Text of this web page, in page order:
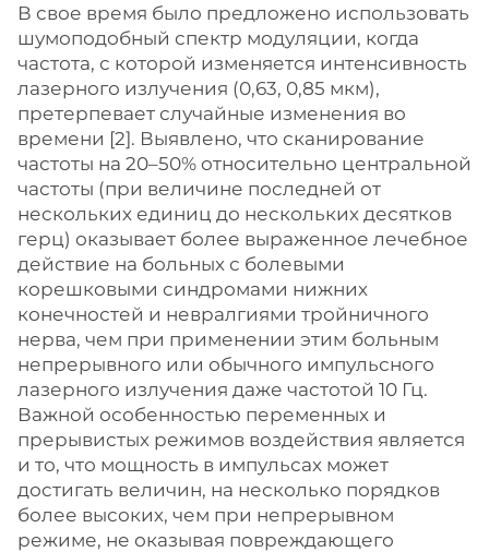
В свое время было предложено использовать
шумоподобный спектр модуляции, когда
частота, с которой изменяется интенсивность
лазерного излучения (0,63, 0,85 мкм),
претерпевает случайные изменения во
времени [2]. Выявлено, что сканирование
частоты на 20–50% относительно центральной
частоты (при величине последней от
нескольких единиц до нескольких десятков
герц) оказывает более выраженное лечебное
действие на больных с болевыми
корешковыми синдромами нижних
конечностей и невралгиями тройничного
нерва, чем при применении этим больным
непрерывного или обычного импульсного
лазерного излучения даже частотой 10 Гц.
Важной особенностью переменных и
прерывистых режимов воздействия является
и то, что мощность в импульсах может
достигать величин, на несколько порядков
более высоких, чем при непрерывном
режиме, не оказывая повреждающего